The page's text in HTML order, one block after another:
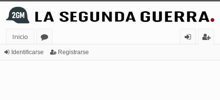
Inicio
or
Identificarse Registrarse